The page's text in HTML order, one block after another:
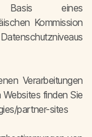
eines
Kommission
Verarbeitungen
finden Sie
partner-sites